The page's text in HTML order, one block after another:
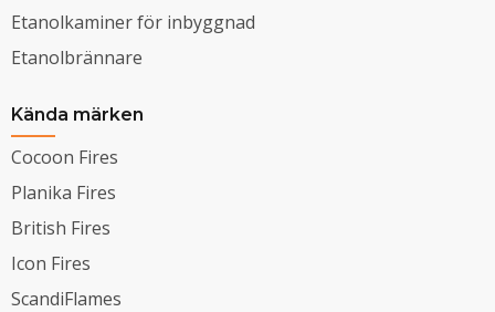
Etanolkaminer för inbyggnad
Etanolbrännare
Kända märken
Cocoon Fires
Planika Fires
British Fires
Icon Fires
ScandiFlames